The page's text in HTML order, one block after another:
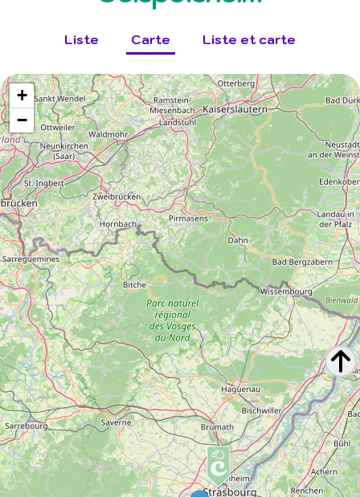
Liste Carte Liste et carte
+
−